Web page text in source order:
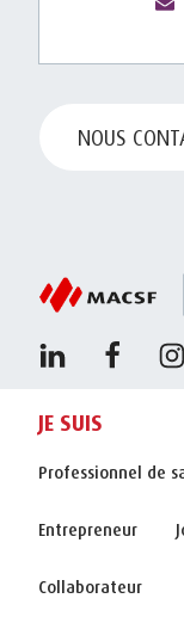
NOUS
JE SUIS
Professionnel de
Entrepreneur
Collaborateur